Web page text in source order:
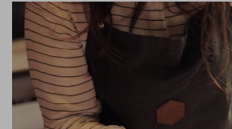
programok
Budapest
Select
Hírek